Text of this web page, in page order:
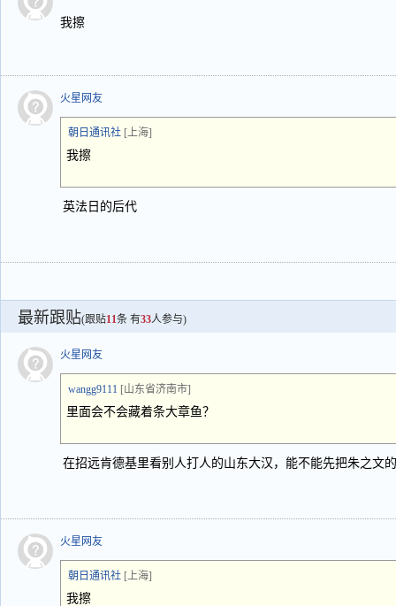
我擦
火星网友
朝日通讯社 [上海]
我擦
英法日的后代
最新跟贴(跟贴11条 有33人参与)
火星网友
wangg9111 [山东省济南市]
里面会不会藏着条大章鱼？
在招远肯德基里看别人打人的山东大汉，能不能先把朱之文
火星网友
朝日通讯社 [上海]
我擦